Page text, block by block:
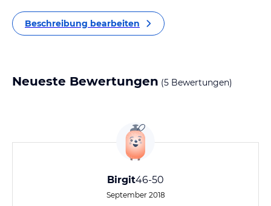
Beschreibung bearbeiten
Neueste Bewertungen (5 Bewertungen)
Birgit46-50
September 2018